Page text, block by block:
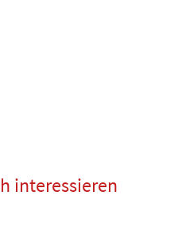
interessieren